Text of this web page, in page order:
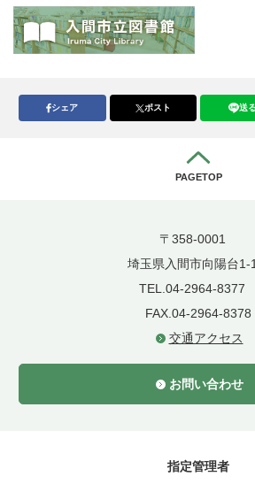
シェア ポスト 送る
PAGETOP
〒358-0001
埼玉県入間市向陽台1-
TEL.04-2964-8377
FAX.04-2964-8378
交通アクセス
お問い合わせ
指定管理者